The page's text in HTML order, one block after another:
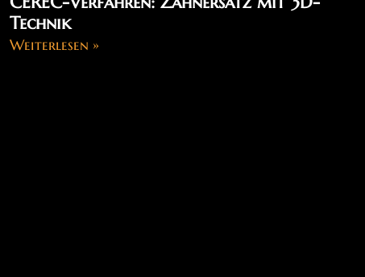
Technik
Weiterlesen »